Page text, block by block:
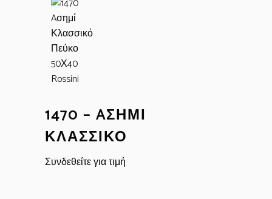
1470 – AΣΗΜΊ
ΚΛΑΣΣΙΚΌ
Συνδεθείτε για τιμή